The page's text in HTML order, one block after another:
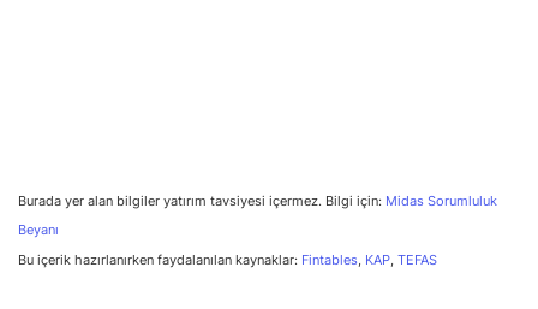
Burada yer alan bilgiler yatırım tavsiyesi içermez. Bilgi için: Midas Sorumluluk
Beyanı
Bu içerik hazırlanırken faydalanılan kaynaklar: Fintables, KAP, TEFAS